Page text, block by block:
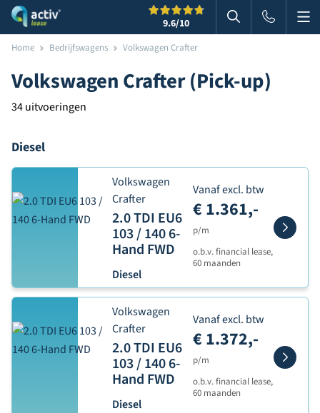
9.6/10 Zoeken in
Home Bedrijfswagens Volkswagen Crafter
Volkswagen Crafter (Pick-up)
34 uitvoeringen
Diesel
Volkswagen
Crafter
2.0 TDI EU6
103 / 140 6-
Hand FWD
Diesel
Vanaf excl. btw
€ 1.361,-
p/m
o.b.v. financial lease,
60 maanden
Volkswagen
Crafter
2.0 TDI EU6
103 / 140 6-
Hand FWD
Diesel
Vanaf excl. btw
€ 1.372,-
p/m
o.b.v. financial lease,
60 maanden